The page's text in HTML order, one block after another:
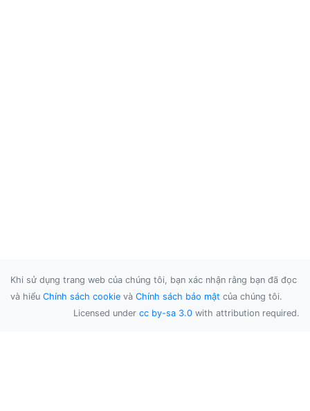
Khi sử dụng trang web của chúng tôi, bạn xác nhận rằng bạn đã đọc
và hiểu Chính sách cookie và Chính sách bảo mật của chúng tôi.
Licensed under cc by-sa 3.0 with attribution required.